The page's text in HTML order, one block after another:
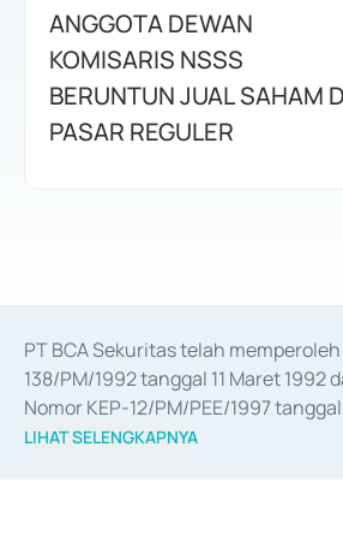
ANGGOTA DEWAN
KOMISARIS NSSS
BERUNTUN JUAL SAHAM
PASAR REGULER
PT BCA Sekuritas telah
138/PM/1992 tanggal 11 Maret
Nomor KEP-12/PM/PEE/1997
merger, akuisisi, divestasi, dan
LIHAT SELENGKAPNYA